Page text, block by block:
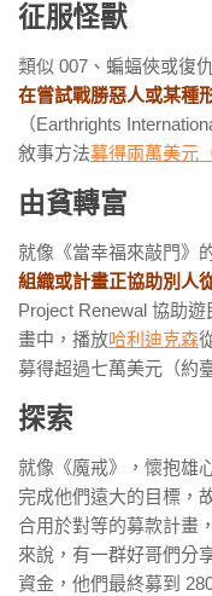
征服怪獸
類似 007、蝙蝠俠或復
在嘗試戰勝惡人或某種
（Earthrights
敘事方法募得兩萬美元
由貧轉富
就像《當幸福來敲門》
組織或計畫正協助別人
Project Renewal 協助
畫中，播放哈利迪克森
募得超過七萬美元（約
探索
就像《魔戒》，懷抱雄
完成他們遠大的目標，
合用於對等的募款計畫，
來說，有一群好哥們分
資金，他們最終募到